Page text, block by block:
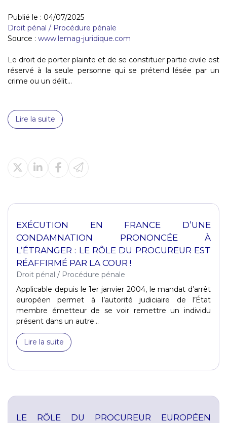
Publié le : 04/07/2025
Droit pénal / Procédure pénale
Source : www.lemag-juridique.com
Le droit de porter plainte et de se constituer partie civile est
réservé à la seule personne qui se prétend lésée par un
crime ou un délit...
Lire la suite
EXÉCUTION EN FRANCE D’UNE
CONDAMNATION PRONONCÉE À
L’ÉTRANGER : LE RÔLE DU PROCUREUR EST
RÉAFFIRMÉ PAR LA COUR !
Droit pénal / Procédure pénale
Applicable depuis le 1er janvier 2004, le mandat d’arrêt
européen permet à l’autorité judiciaire de l’État
membre émetteur de se voir remettre un individu
présent dans un autre...
Lire la suite
LE RÔLE DU PROCUREUR EUROPÉEN